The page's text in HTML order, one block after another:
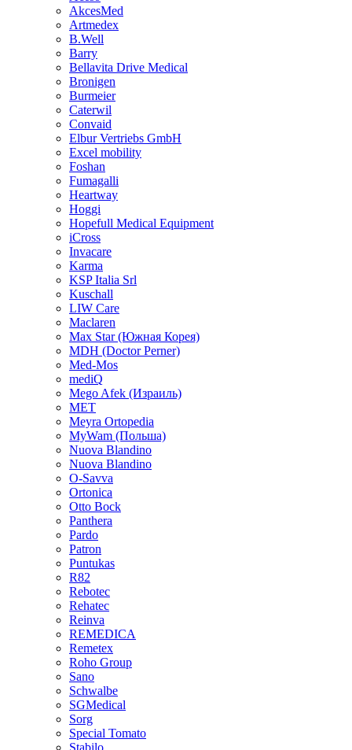
AkcesMed
Artmedex
B.Well
Barry
Bellavita Drive Medical
Bronigen
Burmeier
Caterwil
Convaid
Elbur Vertriebs GmbH
Excel mobility
Foshan
Fumagalli
Heartway
Hoggi
Hopefull Medical Equipment
iCross
Invacare
Karma
KSP Italia Srl
Kuschall
LIW Care
Maclaren
Max Star (Южная Корея)
MDH (Doctor Perner)
Med-Mos
mediQ
Mego Afek (Израиль)
MET
Meyra Ortopedia
MyWam (Польша)
Nuova Blandino
Nuova Blandino
O-Savva
Ortonica
Otto Bock
Panthera
Pardo
Patron
Puntukas
R82
Rebotec
Rehatec
Reinva
REMEDICA
Remetex
Roho Group
Sano
Schwalbe
SGMedical
Sorg
Special Tomato
Stabilo